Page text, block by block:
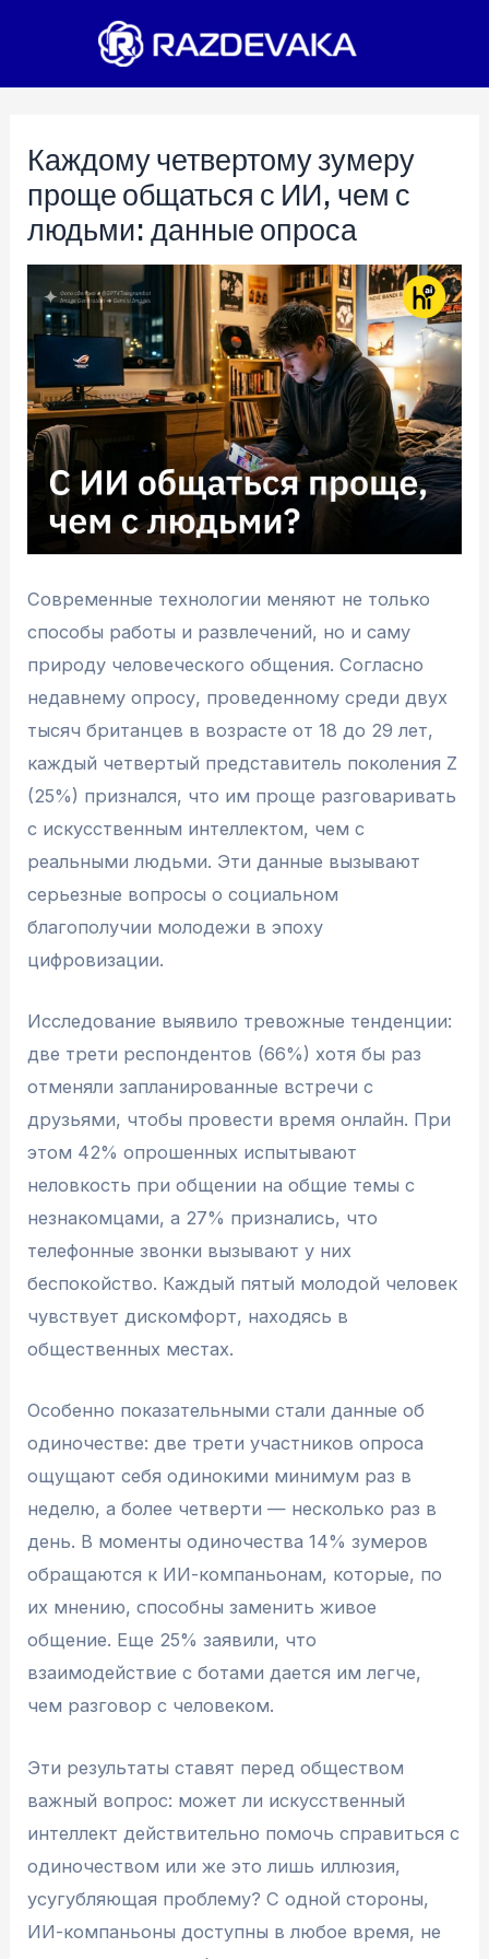
Каждому четвертому зумеру
проще общаться с ИИ, чем с
людьми: данные опроса
Современные технологии меняют не только
способы работы и развлечений, но и саму
природу человеческого общения. Согласно
недавнему опросу, проведенному среди двух
тысяч британцев в возрасте от 18 до 29 лет,
каждый четвертый представитель поколения Z
(25%) признался, что им проще разговаривать
с искусственным интеллектом, чем с
реальными людьми. Эти данные вызывают
серьезные вопросы о социальном
благополучии молодежи в эпоху
цифровизации.
Исследование выявило тревожные тенденции:
две трети респондентов (66%) хотя бы раз
отменяли запланированные встречи с
друзьями, чтобы провести время онлайн. При
этом 42% опрошенных испытывают
неловкость при общении на общие темы с
незнакомцами, а 27% признались, что
телефонные звонки вызывают у них
беспокойство. Каждый пятый молодой человек
чувствует дискомфорт, находясь в
общественных местах.
Особенно показательными стали данные об
одиночестве: две трети участников опроса
ощущают себя одинокими минимум раз в
неделю, а более четверти — несколько раз в
день. В моменты одиночества 14% зумеров
обращаются к ИИ-компаньонам, которые, по
их мнению, способны заменить живое
общение. Еще 25% заявили, что
взаимодействие с ботами дается им легче,
чем разговор с человеком.
Эти результаты ставят перед обществом
важный вопрос: может ли искусственный
интеллект действительно помочь справиться с
одиночеством или же это лишь иллюзия,
усугубляющая проблему? С одной стороны,
ИИ-компаньоны доступны в любое время, не